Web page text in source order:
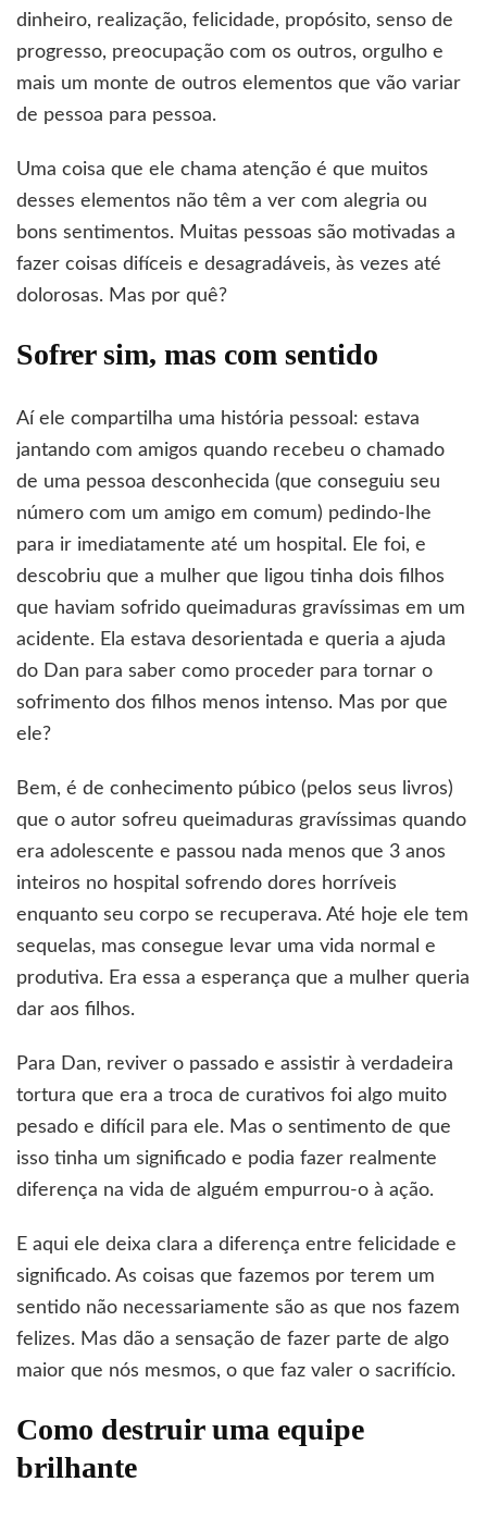
dinheiro, realização, felicidade, propósito, senso de
progresso, preocupação com os outros, orgulho e
mais um monte de outros elementos que vão variar
de pessoa para pessoa.
Uma coisa que ele chama atenção é que muitos
desses elementos não têm a ver com alegria ou
bons sentimentos. Muitas pessoas são motivadas a
fazer coisas difíceis e desagradáveis, às vezes até
dolorosas. Mas por quê?
Sofrer sim, mas com sentido
Aí ele compartilha uma história pessoal: estava
jantando com amigos quando recebeu o chamado
de uma pessoa desconhecida (que conseguiu seu
número com um amigo em comum) pedindo-lhe
para ir imediatamente até um hospital. Ele foi, e
descobriu que a mulher que ligou tinha dois filhos
que haviam sofrido queimaduras gravíssimas em um
acidente. Ela estava desorientada e queria a ajuda
do Dan para saber como proceder para tornar o
sofrimento dos filhos menos intenso. Mas por que
ele?
Bem, é de conhecimento púbico (pelos seus livros)
que o autor sofreu queimaduras gravíssimas quando
era adolescente e passou nada menos que 3 anos
inteiros no hospital sofrendo dores horríveis
enquanto seu corpo se recuperava. Até hoje ele tem
sequelas, mas consegue levar uma vida normal e
produtiva. Era essa a esperança que a mulher queria
dar aos filhos.
Para Dan, reviver o passado e assistir à verdadeira
tortura que era a troca de curativos foi algo muito
pesado e difícil para ele. Mas o sentimento de que
isso tinha um significado e podia fazer realmente
diferença na vida de alguém empurrou-o à ação.
E aqui ele deixa clara a diferença entre felicidade e
significado. As coisas que fazemos por terem um
sentido não necessariamente são as que nos fazem
felizes. Mas dão a sensação de fazer parte de algo
maior que nós mesmos, o que faz valer o sacrifício.
Como destruir uma equipe
brilhante